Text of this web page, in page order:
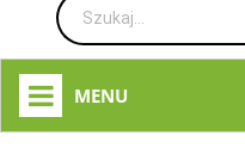
MENU